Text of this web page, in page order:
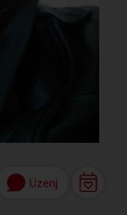
Üzenj